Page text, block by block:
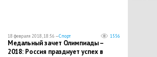
18 февраля 2018, 18:56 —Спорт 1556
Медальный зачет Олимпиады –
2018: Россия празднует успех в